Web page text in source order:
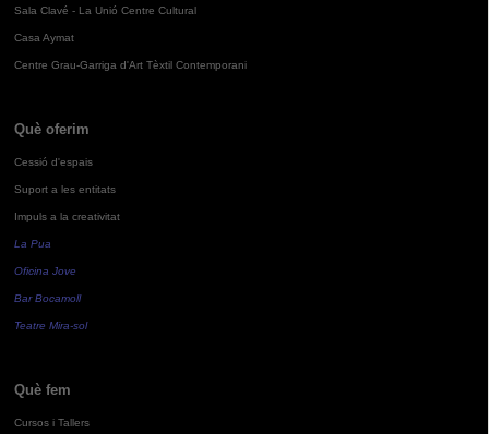
Sala Clavé - La Unió Centre Cultural
Casa Aymat
Centre Grau-Garriga d'Art Tèxtil Contemporani
Què oferim
Cessió d'espais
Suport a les entitats
Impuls a la creativitat
La Pua
Oficina Jove
Bar Bocamoll
Teatre Mira-sol
Què fem
Cursos i Tallers